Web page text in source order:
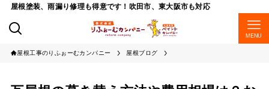
屋根塗装、雨漏り修理も得意です！吹田市、東大阪市も対応
MENU
屋根工事のりふぉーむカンパニー 屋根ブログ